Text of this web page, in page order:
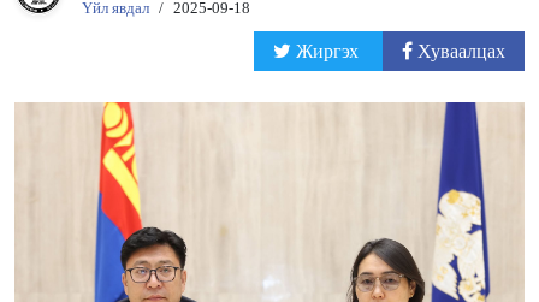
Үйл явдал / 2025-09-18
Жиргэх Хуваалцах